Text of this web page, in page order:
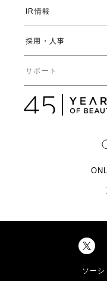
受賞一覧
直営店・百貨店
開発ストーリー
環境
社会
IR情報
経営方針
コーポレート
ディスクロー
IRライブラリ一覧
株式情報
株式概要
Investor
採用・人事
人事からのメッセ
数字で見るヤーマ
製品ができるまで
サポート
カタログ・取扱説
ソー